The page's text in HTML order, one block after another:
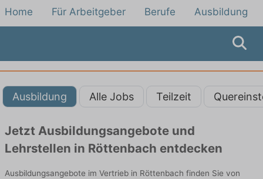
Home Für Arbeitgeber Berufe Ausbildung
Ausbildung Alle Jobs Teilzeit
Jetzt Ausbildungsangebote und
Lehrstellen in Röttenbach entdecken
Ausbildungsangebote im Vertrieb in Röttenbach finden Sie von